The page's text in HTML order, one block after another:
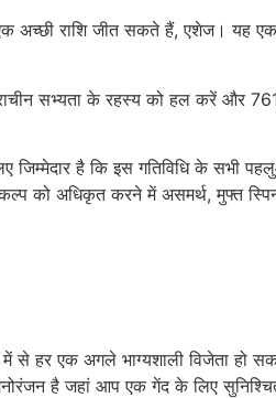
अच्छी राशि जीत सकते हैं, एशेज। यह
सभ्यता के रहस्य को हल करें और
है कि इस गतिविधि के सभी
को अधिकृत करने में असमर्थ, मुफ्त
एक अगले भाग्यशाली विजेता हो
है जहां आप एक गेंद के लिए